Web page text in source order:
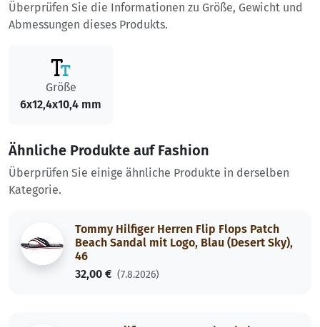
Überprüfen Sie die Informationen zu Größe, Gewicht und
Abmessungen dieses Produkts.
Größe
6x12,4x10,4 mm
Ähnliche Produkte auf Fashion
Überprüfen Sie einige ähnliche Produkte in derselben
Kategorie.
Tommy Hilfiger Herren Flip Flops Patch
Beach Sandal mit Logo, Blau (Desert Sky),
46
32,00 € (7.8.2026)